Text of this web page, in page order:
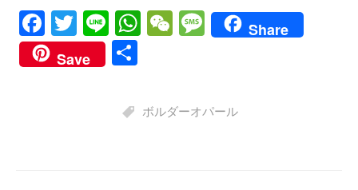
Fa
ce
bo
T
wi
tte
Li
ne
W
A
pp
W
ha
t
M
es
ge
Share
Save
ボルダーオパール